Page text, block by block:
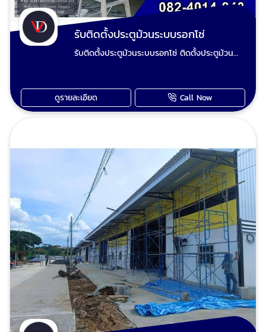
รับติดตั้งประตูม้วนระบบรอกโซ่
รับติดตั้งประตูม้วนระบบรอกโซ่ ติดตั้งประตูม้วน
ใช้ วีดี ชัตเตอร์ งานยากงานไกล งานใหญ่งานเล็ก
ทีมงานช่างวี เต็มใจให้บริการเก็บงานเรียบร้อย ไม่
มั่วไม่ชุ่ย ไม่ฟันไม่แพง รับประกันคุณภาพทุกผลงาน
ทุกระบบและรับปรับปรุงประตูเหล็กม้วนเดิมทำสีใหม่
ตามชอบ รับรื้อประตูม้วนเก่าผุงพังเสียหาย และ
เปลี่ยนเป็นประตูม้วนใหม่ ขายอะไหล่ประตูม้วน ขาย
รีโมทประตูม้วน ทุกชนิด นัดช่างประตูม้วนวัดหน้า
งาน ตีราคา โทร : 0824014848 ช่างวี Line :
0824014848 เพจร้านวีดี ชัตเตอร์ประตูม้วน
ดูรายละเอียด Call Now